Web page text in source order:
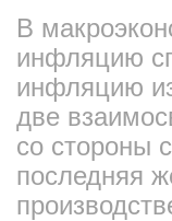
В
инфляцию
инфляцию
две
со стороны
последняя